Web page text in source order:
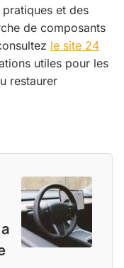
et des
de composants
le site 24
utiles pour les
restaurer